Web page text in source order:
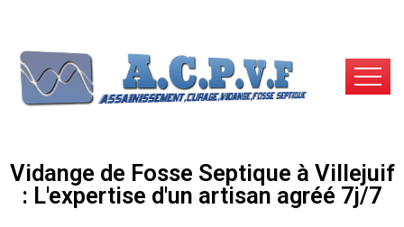
Vidange de Fosse Septique à Villejuif
: L'expertise d'un artisan agréé 7j/7